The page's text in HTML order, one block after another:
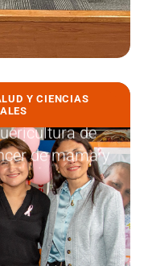
Y CIENCIAS
de
de mama y